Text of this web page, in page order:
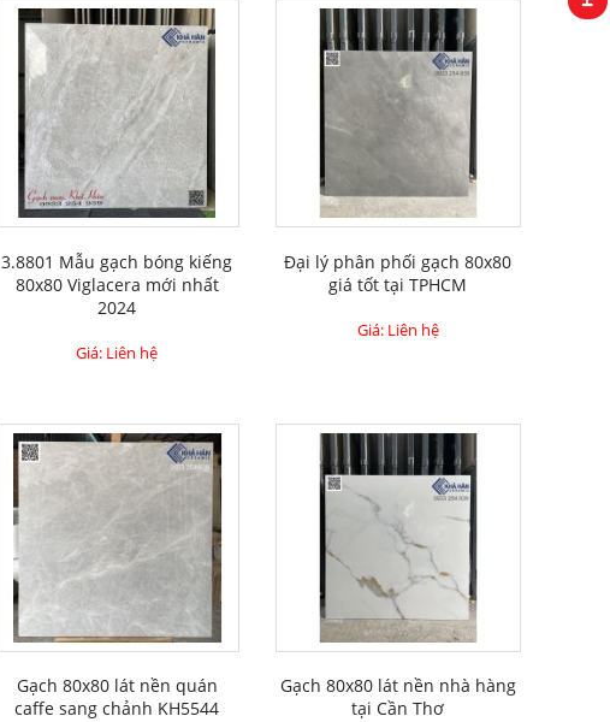
3.8801 Mẫu gạch bóng kiếng
80x80 Viglacera mới nhất
2024
Giá: Liên hệ
Đại lý phân phối gạch 80x80
giá tốt tại TPHCM
Giá: Liên hệ
Gạch 80x80 lát nền quán
caffe sang chảnh KH5544
Gạch 80x80 lát nền nhà hàng
tại Cần Thơ